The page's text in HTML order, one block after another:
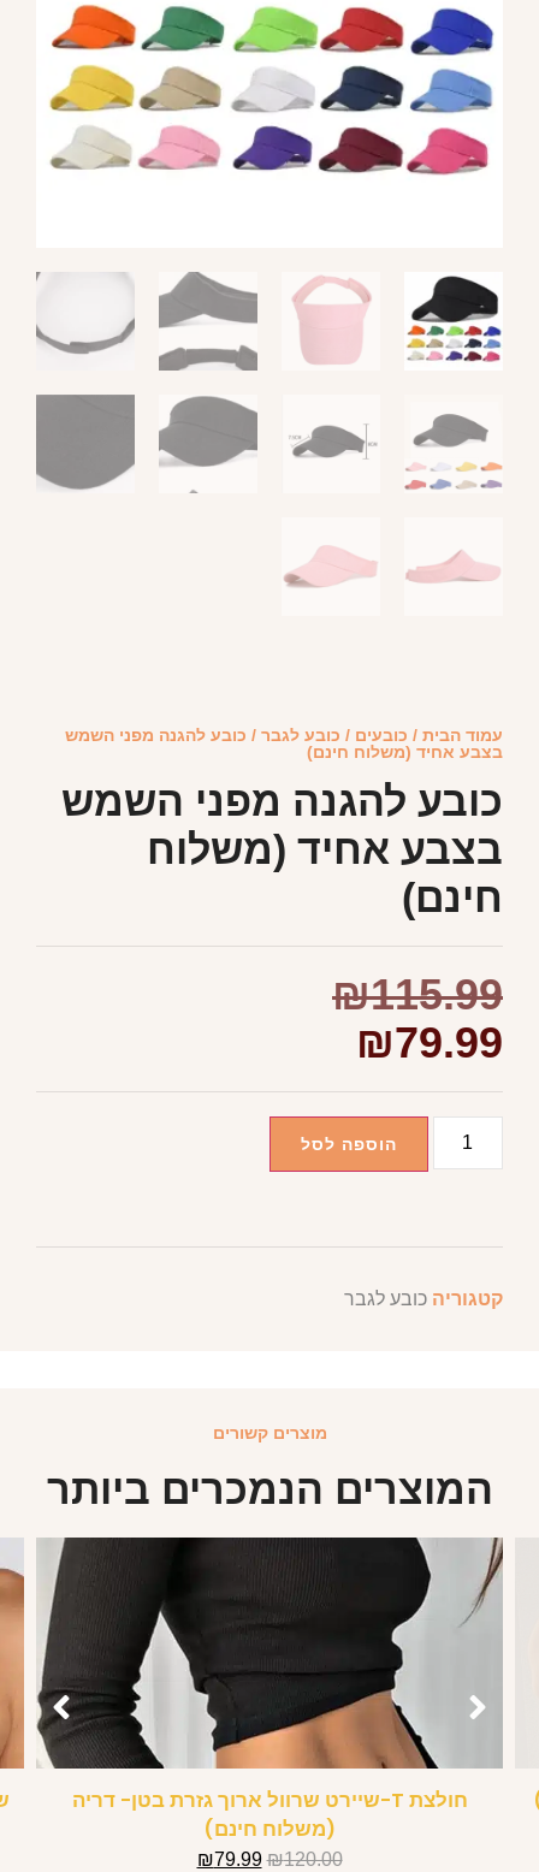
עמוד הבית / כובעים / כובע לגבר / כובע להגנה מפני השמש
בצבע אחיד (משלוח חינם)
כובע להגנה מפני השמש
בצבע אחיד (משלוח
חינם)
₪115.99
₪79.99
הוספה לסל
קטגוריה כובע לגבר
מוצרים קשורים
המוצרים הנמכרים ביותר
חולצת T-שיירט שרוול ארוך גזרת בטן- דריה
(משלוח חינם)
₪120.00
₪79.99